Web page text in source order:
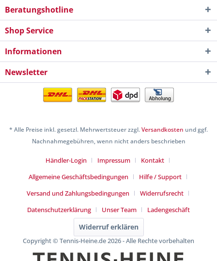
Beratungshotline
Shop Service
Informationen
Newsletter
* Alle Preise inkl. gesetzl. Mehrwertsteuer zzgl.Versandkosten und ggf.
Nachnahmegebühren, wenn nicht anders beschrieben
Händler-Login Impressum
Kontakt
Allgemeine Geschäftsbedingungen
Hilfe / Support
Versand und Zahlungsbedingungen
Widerrufsrecht
Datenschutzerklärung
Unser Team Ladengeschäft
Widerruf erklären
Copyright © Tennis-Heine.de 2026 - Alle Rechte vorbehalten